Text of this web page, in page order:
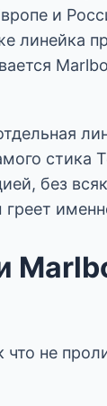
и
линейка
стика
без
не